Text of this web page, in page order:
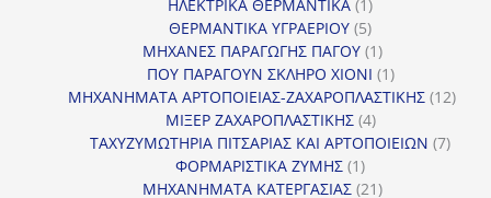
ΗΛΕΚΤΡΙΚΑ ΘΕΡΜΑΝΤΙΚΑ 1
προϊόν
ΘΕΡΜΑΝΤΙΚΑ ΥΓΡΑΕΡΙΟΥ 55
προϊόντα
ΜΗΧΑΝΕΣ ΠΑΡΑΓΩΓΗΣ ΠΑΓΟΥ 11
προϊόν
ΠΟΥ ΠΑΡΑΓΟΥΝ ΣΚΛΗΡΟ ΧΙΟΝΙ 11
προϊόν
ΜΗΧΑΝΗΜΑΤΑ ΑΡΤΟΠΟΙΕΙΑΣ-ΖΑΧΑΡΟΠΛΑΣΤΙΚΗΣ 1212
ΜΙΞΕΡ ΖΑΧΑΡΟΠΛΑΣΤΙΚΗΣ 44
προϊόντα
ΤΑΧΥΖΥΜΩΤΗΡΙΑ ΠΙΤΣΑΡΙΑΣ ΚΑΙ ΑΡΤΟΠΟΙΕΙΩΝ 77
ΦΟΡΜΑΡΙΣΤΙΚΑ ΖΥΜΗΣ 11
προϊόν
ΜΗΧΑΝΗΜΑΤΑ ΚΑΤΕΡΓΑΣΙΑΣ 2121